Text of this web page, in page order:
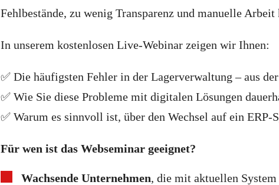
Fehlbestände, zu wenig Transparenz und manuelle
In unserem kostenlosen Live-Webinar zeigen wir Ihnen:
✅ Die häufigsten Fehler in der Lagerverwaltung – aus
✅ Wie Sie diese Probleme mit digitalen Lösungen
✅ Warum es sinnvoll ist, über den Wechsel auf ein ERP-
Für wen ist das Webseminar geeignet?
Wachsende Unternehmen, die mit aktuellen System